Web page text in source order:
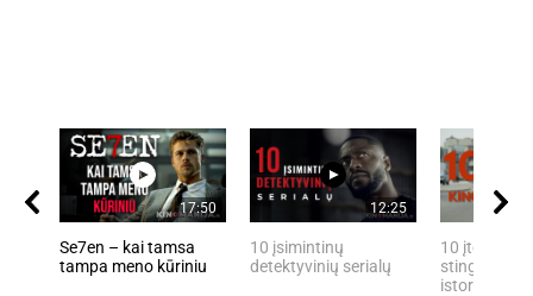
17:50
Se7en – kai tamsa
tampa meno kūriniu
12:25
10 įsimintinų
detektyvinių serialų
10 įtemptų,
stingdančių
istorijų